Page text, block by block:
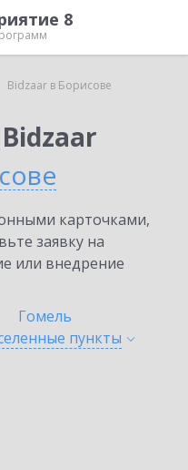
8
Bidzaar в Борисове
карточками,
заявку на
или внедрение
Гомель
пункты